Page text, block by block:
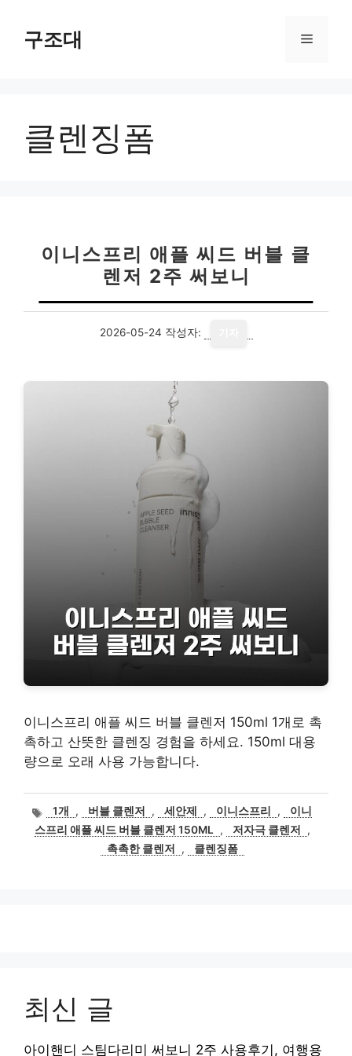
구조대 메
클렌징폼
이니스프리 애플 씨드 버블 클
렌저 2주 써보니
2026-05-24 작성자:
이니스프리 애플 씨드 버블 클렌저 150ml 1개로 촉
촉하고 산뜻한 클렌징 경험을 하세요. 150ml 대용
량으로 오래 사용 가능합니다.
태
그
1개 , 버블 클렌저 , 세안제 , 이니스프리 ,
이니
스프리 애플 씨드 버블 클렌저 150ML
, 저자극 클렌저
,
촉촉한 클렌저
, 클렌징폼
최신 글
아이핸디 스팀다리미 써보니 2주 사용후기, 여행용